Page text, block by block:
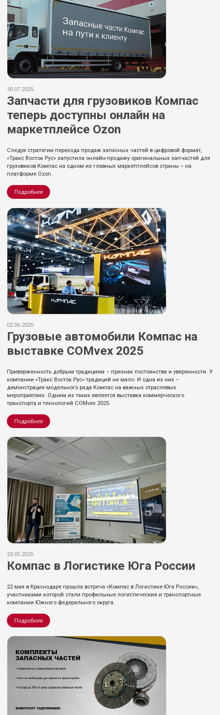
30.07.2025
Запчасти для грузовиков Компас
теперь доступны онлайн на
маркетплейсе Ozon
Следуя стратегии перехода продаж запасных частей в цифровой формат,
«Тракс Восток Рус» запустила онлайн-продажу оригинальных запчастей для
грузовиков Компас на одном из главных маркетплейсов страны – на
платформе Ozon.
Подробнее
02.06.2025
Грузовые автомобили Компас на
выставке COMvex 2025
Приверженность добрым традициям – признак постоянства и уверенности. У
компании «Тракс Восток Рус» традиций не мало. И одна из них –
демонстрация модельного ряда Компас на важных отраслевых
мероприятиях. Одним из таких является выставка коммерческого
транспорта и технологий COMvex 2025.
Подробнее
23.05.2025
Компас в Логистике Юга России
22 мая в Краснодаре прошла встреча «Компас в Логистике Юга России»,
участниками которой стали профильные логистические и транспортные
компании Южного федерального округа.
Подробнее